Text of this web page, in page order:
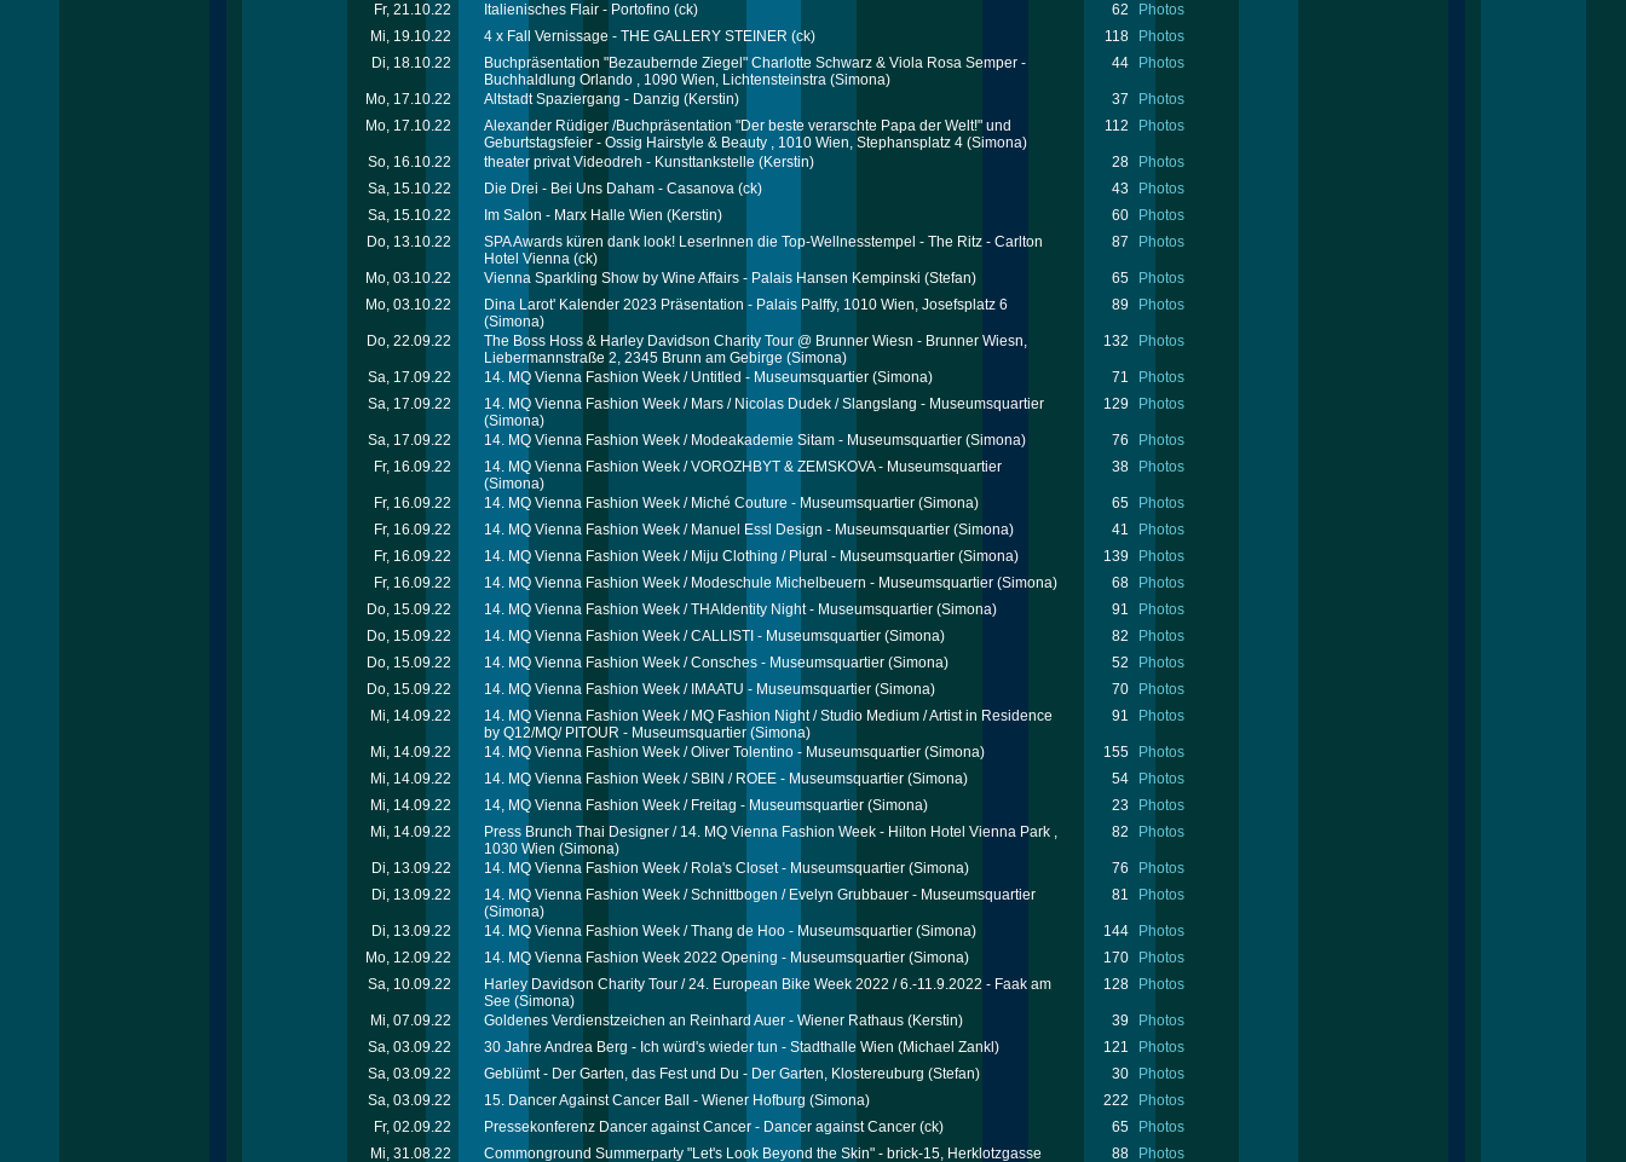
Fr, 21.10.22 Italienisches Flair - Portofino (ck) 62
Photos
Mi, 19.10.22
4 x Fall Vernissage - THE GALLERY STEINER (ck) 118
Photos
Di, 18.10.22
Buchpräsentation "Bezaubernde Ziegel" Charlotte Schwarz & Viola Rosa Semper -
Buchhaldlung Orlando , 1090 Wien, Lichtensteinstra (Simona)
44 Photos
Mo, 17.10.22 Altstadt Spaziergang - Danzig (Kerstin) 37
Photos
Mo, 17.10.22
Alexander Rüdiger /Buchpräsentation "Der beste verarschte Papa der Welt!" und
Geburtstagsfeier - Ossig Hairstyle & Beauty , 1010 Wien, Stephansplatz 4 (Simona)
112 Photos
So, 16.10.22 theater privat Videodreh - Kunsttankstelle (Kerstin) 28
Photos
Sa, 15.10.22
Die Drei - Bei Uns Daham - Casanova (ck) 43
Photos
Sa, 15.10.22
Im Salon - Marx Halle Wien (Kerstin) 60
Photos
Do, 13.10.22
SPA Awards küren dank look! LeserInnen die Top-Wellnesstempel - The Ritz - Carlton
Hotel Vienna (ck)
87 Photos
Mo, 03.10.22 Vienna Sparkling Show by Wine Affairs - Palais Hansen Kempinski (Stefan) 65
Photos
Mo, 03.10.22
Dina Larot' Kalender 2023 Präsentation - Palais Palffy, 1010 Wien, Josefsplatz 6
(Simona)
89 Photos
Do, 22.09.22
The Boss Hoss & Harley Davidson Charity Tour @ Brunner Wiesn - Brunner Wiesn,
Liebermannstraße 2, 2345 Brunn am Gebirge (Simona)
132 Photos
Sa, 17.09.22 14. MQ Vienna Fashion Week / Untitled - Museumsquartier (Simona) 71
Photos
Sa, 17.09.22
14. MQ Vienna Fashion Week / Mars / Nicolas Dudek / Slangslang - Museumsquartier
(Simona)
129 Photos
Sa, 17.09.22 14. MQ Vienna Fashion Week / Modeakademie Sitam - Museumsquartier (Simona) 76
Photos
Fr, 16.09.22
14. MQ Vienna Fashion Week / VOROZHBYT & ZEMSKOVA - Museumsquartier
(Simona)
38 Photos
Fr, 16.09.22 14. MQ Vienna Fashion Week / Miché Couture - Museumsquartier (Simona) 65
Photos
Fr, 16.09.22
14. MQ Vienna Fashion Week / Manuel Essl Design - Museumsquartier (Simona) 41
Photos
Fr, 16.09.22
14. MQ Vienna Fashion Week / Miju Clothing / Plural - Museumsquartier (Simona) 139
Photos
Fr, 16.09.22
14. MQ Vienna Fashion Week / Modeschule Michelbeuern - Museumsquartier (Simona) 68
Photos
Do, 15.09.22
14. MQ Vienna Fashion Week / THAIdentity Night - Museumsquartier (Simona) 91
Photos
Do, 15.09.22
14. MQ Vienna Fashion Week / CALLISTI - Museumsquartier (Simona) 82
Photos
Do, 15.09.22
14. MQ Vienna Fashion Week / Consches - Museumsquartier (Simona) 52
Photos
Do, 15.09.22
14. MQ Vienna Fashion Week / IMAATU - Museumsquartier (Simona) 70
Photos
Mi, 14.09.22
14. MQ Vienna Fashion Week / MQ Fashion Night / Studio Medium / Artist in Residence
by Q12/MQ/ PITOUR - Museumsquartier (Simona)
91 Photos
Mi, 14.09.22 14. MQ Vienna Fashion Week / Oliver Tolentino - Museumsquartier (Simona) 155
Photos
Mi, 14.09.22
14. MQ Vienna Fashion Week / SBIN / ROEE - Museumsquartier (Simona) 54
Photos
Mi, 14.09.22
14, MQ Vienna Fashion Week / Freitag - Museumsquartier (Simona) 23
Photos
Mi, 14.09.22
Press Brunch Thai Designer / 14. MQ Vienna Fashion Week - Hilton Hotel Vienna Park ,
1030 Wien (Simona)
82 Photos
Di, 13.09.22 14. MQ Vienna Fashion Week / Rola's Closet - Museumsquartier (Simona) 76
Photos
Di, 13.09.22
14. MQ Vienna Fashion Week / Schnittbogen / Evelyn Grubbauer - Museumsquartier
(Simona)
81 Photos
Di, 13.09.22 14. MQ Vienna Fashion Week / Thang de Hoo - Museumsquartier (Simona) 144
Photos
Mo, 12.09.22
14. MQ Vienna Fashion Week 2022 Opening - Museumsquartier (Simona) 170
Photos
Sa, 10.09.22
Harley Davidson Charity Tour / 24. European Bike Week 2022 / 6.-11.9.2022 - Faak am
See (Simona)
128 Photos
Mi, 07.09.22 Goldenes Verdienstzeichen an Reinhard Auer - Wiener Rathaus (Kerstin) 39
Photos
Sa, 03.09.22
30 Jahre Andrea Berg - Ich würd's wieder tun - Stadthalle Wien (Michael Zankl) 121
Photos
Sa, 03.09.22
Geblümt - Der Garten, das Fest und Du - Der Garten, Klostereuburg (Stefan) 30
Photos
Sa, 03.09.22
15. Dancer Against Cancer Ball - Wiener Hofburg (Simona) 222
Photos
Fr, 02.09.22
Pressekonferenz Dancer against Cancer - Dancer against Cancer (ck) 65
Photos
Mi, 31.08.22
Commonground Summerparty "Let's Look Beyond the Skin" - brick-15, Herklotzgasse
88 Photos